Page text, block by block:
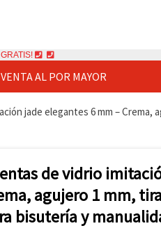
VENTA AL POR MAYOR
jade elegantes 6 mm – Crema,
de vidrio
agujero 1 mm,
bisutería y